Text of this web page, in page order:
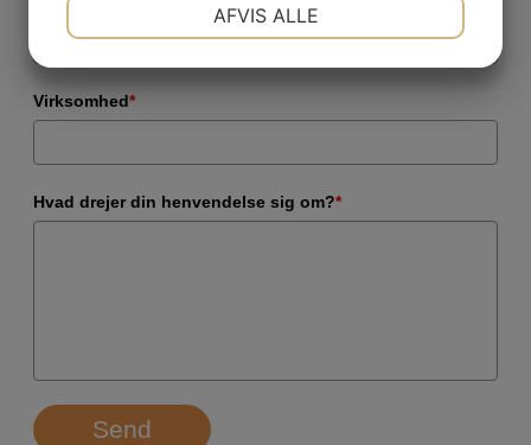
Virksomhed*
Hvad drejer din henvendelse sig om?*
Send
AFVIS ALLE